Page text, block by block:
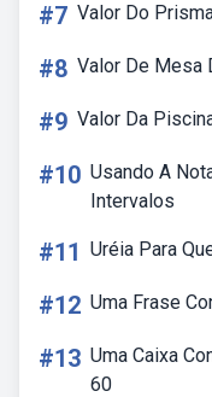
#7 Valor Do
#8 Valor De Mesa
#9 Valor Da
#10 Usando A
Intervalos
#11 Uréia Para
#12 Uma Frase
#13 Uma Caixa
60